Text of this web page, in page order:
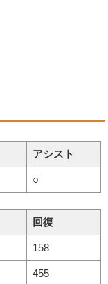
アシスト
○
回復
158
455